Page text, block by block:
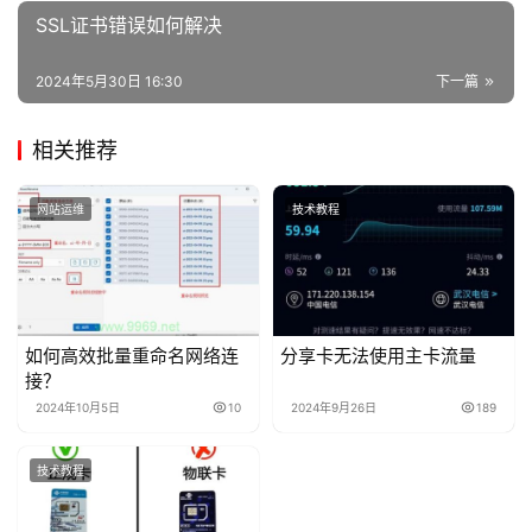
SSL证书错误如何解决
下一篇
2024年5月30日 16:30
相关推荐
网站运维
如何高效批量重命名网络连
接？
2024年10月5日 10
技术教程
分享卡无法使用主卡流量
2024年9月26日 189
技术教程